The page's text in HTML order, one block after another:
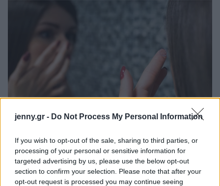
jenny.gr - Do Not Process My Personal Information
If you wish to opt-out of the sale, sharing to third parties, or
processing of your personal or sensitive information for
targeted advertising by us, please use the below opt-out
section to confirm your selection. Please note that after your
opt-out request is processed you may continue seeing
Μην αποθαρρύνεσαι αν τα μάτια σου κλείνουν
μηχανικά στην αρχή! Με τον καιρό θα συνηθίσουν
τη διαδικασία και η τοποθέτηση θα γίνει ρουτίνα.